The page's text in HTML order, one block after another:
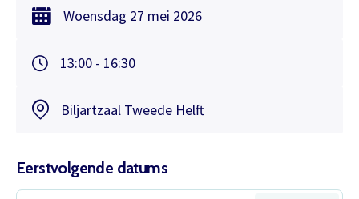
Woensdag 27 mei 2026
13:00 - 16:30
Biljartzaal Tweede Helft
Eerstvolgende datums